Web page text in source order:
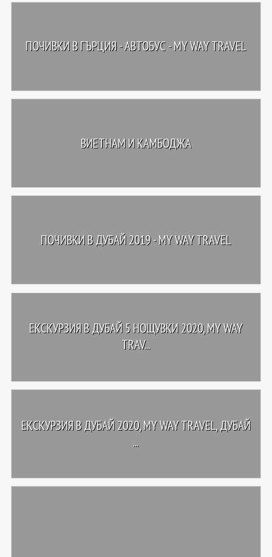
ПОЧИВКИ В ГЪРЦИЯ - АВТОБУС - MY WAY TRAVEL
ВИЕТНАМ И КАМБОДЖА
ПОЧИВКИ В ДУБАЙ 2019 - MY WAY TRAVEL
ЕКСКУРЗИЯ В ДУБАЙ 5 НОЩУВКИ 2020, MY WAY
TRAV...
ЕКСКУРЗИЯ В ДУБАЙ 2020, MY WAY TRAVEL, ДУБАЙ
...